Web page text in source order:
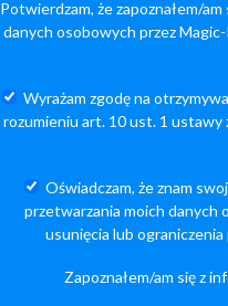
Potwierdzam, że zapoznałem/
danych osobowych przez
Wyrażam zgodę na
rozumieniu art. 10 ust. 1 ustawy
Oświadczam, że znam
przetwarzania moich danych
usunięcia lub
Zapoznałem/am się z